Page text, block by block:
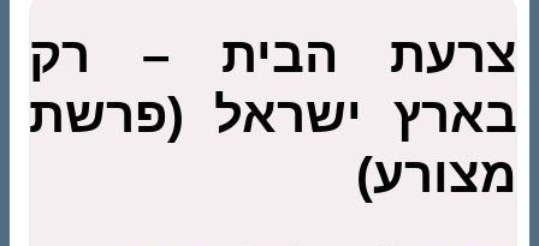
צרעת הבית – רק
בארץ ישראל (פרשת
מצורע)